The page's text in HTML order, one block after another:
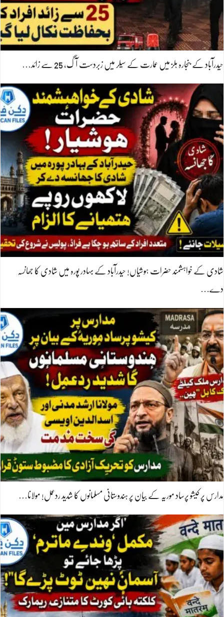
حیدرآباد کے بنجارہ ہلز میں عمارت کے سیلر میں زبردست آگ، 25 سے زائد…
شادی کے خواہشمند حضرات ہوشیاں! حیدرآباد کے بہادر پورہ میں شادی کا جھانسہ
دے…
مدارس پر کیشو پرساد موریہ کے بیان پر ہندوستانی مسلمانوں کا شدید ردعمل! مولانا…